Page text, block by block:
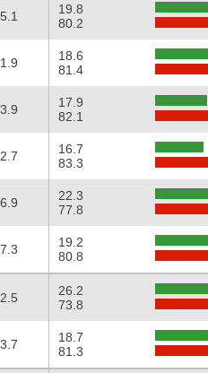
19.8
80.2
18.6
81.4
17.9
82.1
16.7
83.3
22.3
77.8
19.2
80.8
26.2
73.8
18.7
81.3